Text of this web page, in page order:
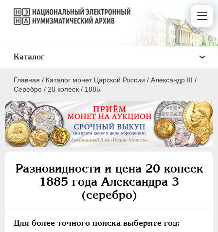
Главная / Каталог монет Царской России / Александр III /
Серебро / 20 копеек / 1885
Разновидности и цена 20 копеек
1885 года Александра 3
(серебро)
Для более точного поиска выберите год:
Каталог
ПEТР I 1699 - 1725
ПЕТР II 1727-1729
АННА ИОАННОВНА 1730-1740
ИОАНН АНТОНОВИЧ 1740-1741
ПЕТР III 1762-1762